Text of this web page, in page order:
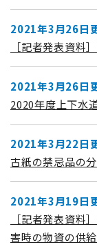
2021年3月26日
［記者発表資料
2021年3月26日
2020年度上下水
2021年3月22日
古紙の禁忌品の
2021年3月19日
［記者発表資料
害時の物資の供